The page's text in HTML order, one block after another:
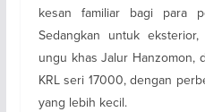
kesan familiar bagi para
Sedangkan untuk
ungu khas Jalur Hanzomon,
KRL seri 17000, dengan
yang lebih kecil.